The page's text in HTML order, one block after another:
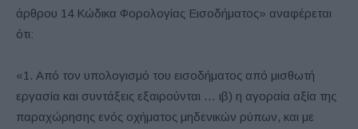
άρθρου 14 Κώδικα Φορολογίας Εισοδήματος» αναφέρεται
ότι:
«1. Από τον υπολογισμό του εισοδήματος από μισθωτή
εργασία και συντάξεις εξαιρούνται … ιβ) η αγοραία αξία της
παραχώρησης ενός οχήματος μηδενικών ρύπων, και με